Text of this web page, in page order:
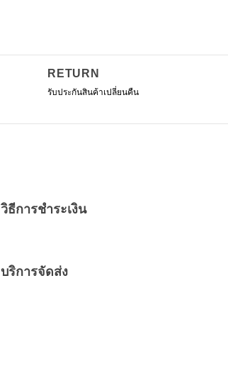
RETURN
รับประกันสินค้าเปลี่ยนคืน
วิธีการชำระเงิน
บริการจัดส่ง